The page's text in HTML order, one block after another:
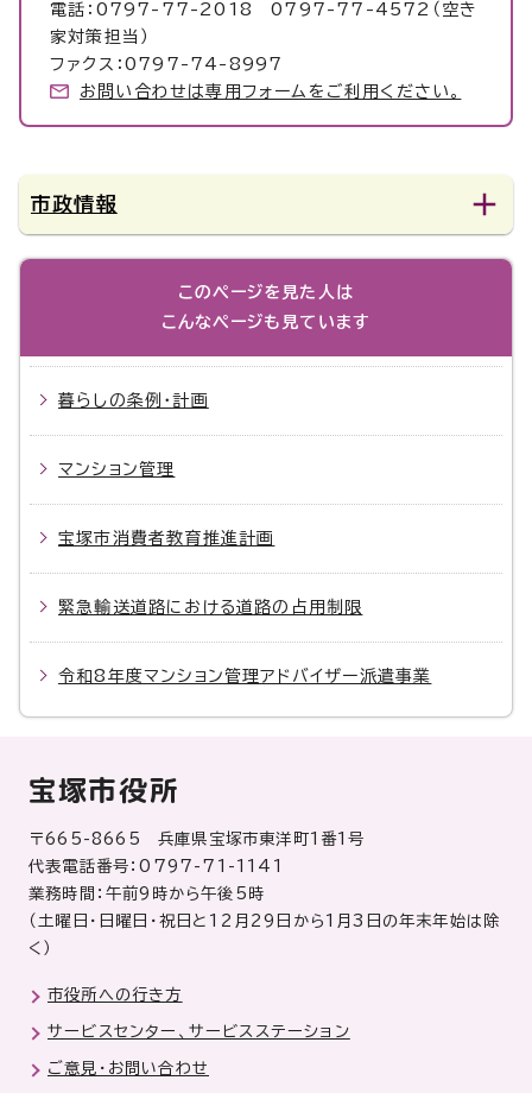
電話：0797-77-2018 0797-77-4572（空き
家対策担当）
ファクス：0797-74-8997
お問い合わせは専用フォームをご利用ください。
市政情報
このページを見た人は
こんなページも見ています
暮らしの条例・計画
マンション管理
宝塚市消費者教育推進計画
緊急輸送道路における道路の占用制限
令和8年度マンション管理アドバイザー派遣事業
宝塚市役所
〒665-8665 兵庫県宝塚市東洋町1番1号
代表電話番号：0797-71-1141
業務時間：午前9時から午後5時
（土曜日・日曜日・祝日と12月29日から1月3日の年末年始は除
く）
市役所への行き方
サービスセンター、サービスステーション
ご意見・お問い合わせ